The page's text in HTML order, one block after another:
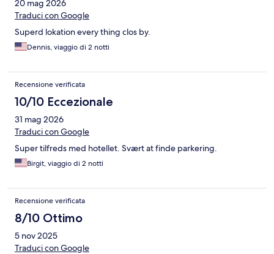
20 mag 2026
Traduci con Google
Superd lokation every thing clos by.
Dennis, viaggio di 2 notti
Recensione verificata
10/10 Eccezionale
31 mag 2026
Traduci con Google
Super tilfreds med hotellet. Svært at finde parkering.
Birgit, viaggio di 2 notti
Recensione verificata
8/10 Ottimo
5 nov 2025
Traduci con Google